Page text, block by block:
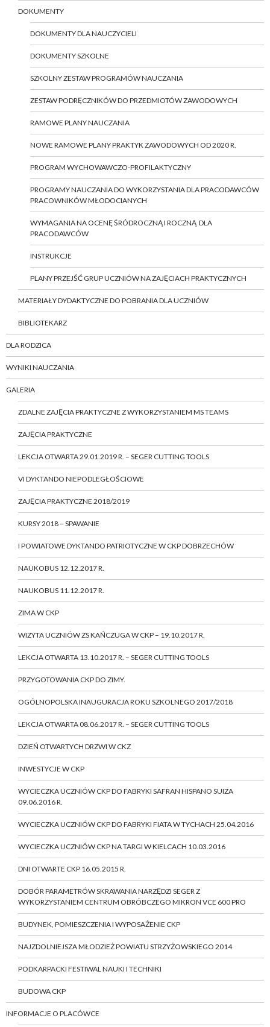
DOKUMENTY
DOKUMENTY DLA NAUCZYCIELI
DOKUMENTY SZKOLNE
SZKOLNY ZESTAW PROGRAMÓW NAUCZANIA
ZESTAW PODRĘCZNIKÓW DO PRZEDMIOTÓW ZAWODOWYCH
RAMOWE PLANY NAUCZANIA
NOWE RAMOWE PLANY PRAKTYK ZAWODOWYCH OD 2020 R.
PROGRAM WYCHOWAWCZO-PROFILAKTYCZNY
PROGRAMY NAUCZANIA DO WYKORZYSTANIA DLA PRACODAWCÓW
PRACOWNIKÓW MŁODOCIANYCH
WYMAGANIA NA OCENĘ ŚRÓDROCZNĄ I ROCZNĄ DLA
PRACODAWCÓW
INSTRUKCJE
PLANY PRZEJŚĆ GRUP UCZNIÓW NA ZAJĘCIACH PRAKTYCZNYCH
MATERIAŁY DYDAKTYCZNE DO POBRANIA DLA UCZNIÓW
BIBLIOTEKARZ
DLA RODZICA
WYNIKI NAUCZANIA
GALERIA
ZDALNE ZAJĘCIA PRAKTYCZNE Z WYKORZYSTANIEM MS TEAMS
ZAJĘCIA PRAKTYCZNE
LEKCJA OTWARTA 29.01.2019 R. – SEGER CUTTING TOOLS
VI DYKTANDO NIEPODLEGŁOŚCIOWE
ZAJĘCIA PRAKTYCZNE 2018/2019
KURSY 2018 – SPAWANIE
I POWIATOWE DYKTANDO PATRIOTYCZNE W CKP DOBRZECHÓW
NAUKOBUS 12.12.2017 R.
NAUKOBUS 11.12.2017 R.
ZIMA W CKP
WIZYTA UCZNIÓW ZS KAŃCZUGA W CKP – 19.10.2017 R.
LEKCJA OTWARTA 13.10.2017 R. – SEGER CUTTING TOOLS
PRZYGOTOWANIA CKP DO ZIMY.
OGÓLNOPOLSKA INAUGURACJA ROKU SZKOLNEGO 2017/2018
LEKCJA OTWARTA 08.06.2017 R. – SEGER CUTTING TOOLS
DZIEŃ OTWARTYCH DRZWI W CKZ
INWESTYCJE W CKP
WYCIECZKA UCZNIÓW CKP DO FABRYKI SAFRAN HISPANO SUIZA
09.06.2016 R.
WYCIECZKA UCZNIÓW CKP DO FABRYKI FIATA W TYCHACH 25.04.2016
WYCIECZKA UCZNIÓW CKP NA TARGI W KIELCACH 10.03.2016
DNI OTWARTE CKP 16.05.2015 R.
DOBÓR PARAMETRÓW SKRAWANIA NARZĘDZI SEGER Z
WYKORZYSTANIEM CENTRUM OBRÓBCZEGO MIKRON VCE 600 PRO
BUDYNEK, POMIESZCZENIA I WYPOSAŻENIE CKP
NAJZDOLNIEJSZA MŁODZIEŻ POWIATU STRZYŻOWSKIEGO 2014
PODKARPACKI FESTIWAL NAUKI I TECHNIKI
BUDOWA CKP
INFORMACJE O PLACÓWCE